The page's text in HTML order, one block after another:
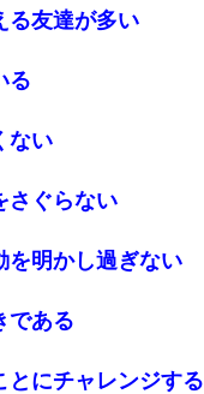
る友達が多い
る
ない
さぐらない
を明かし過ぎない
である
とにチャレンジする